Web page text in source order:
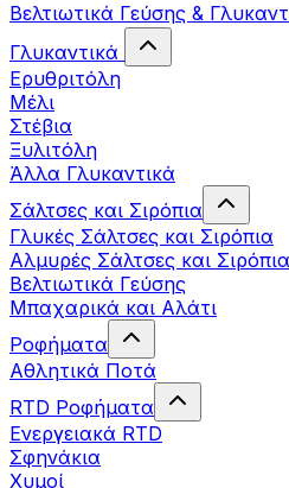
Βελτιωτικά Γεύσης &
Γλυκαντικά
Ερυθριτόλη
Μέλι
Στέβια
Ξυλιτόλη
Άλλα Γλυκαντικά
Σάλτσες και Σιρόπια
Γλυκές Σάλτσες και Σιρόπια
Αλμυρές Σάλτσες και Σιρόπια
Bελτιωτικά Γεύσης
Μπαχαρικά και Αλάτι
Ροφήματα
Αθλητικά Ποτά
RTD Ροφήματα
Ενεργειακά RTD
Σφηνάκια
Χυμοί